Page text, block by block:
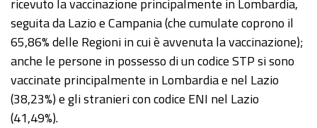
seguita da Lazio e Campania (che cumulate coprono il
65,86% delle Regioni in cui è avvenuta la vaccinazione);
anche le persone in possesso di un codice STP si sono
vaccinate principalmente in Lombardia e nel Lazio
(38,23%) e gli stranieri con codice ENI nel Lazio
(41,49%).